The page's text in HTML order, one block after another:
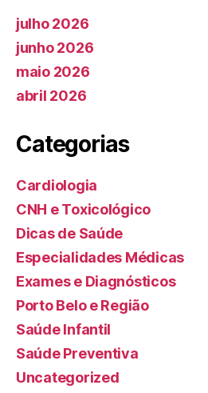
julho 2026
junho 2026
maio 2026
abril 2026
Categorias
Cardiologia
CNH e Toxicológico
Dicas de Saúde
Especialidades Médicas
Exames e Diagnósticos
Porto Belo e Região
Saúde Infantil
Saúde Preventiva
Uncategorized